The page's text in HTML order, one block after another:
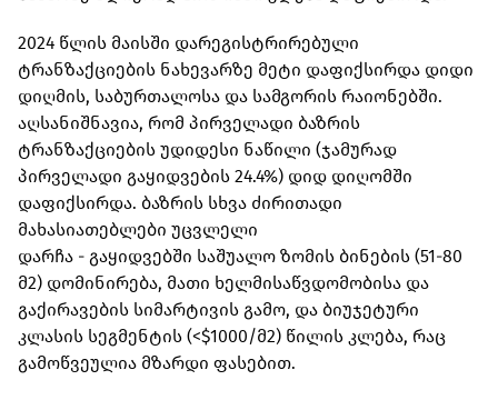
2024 წლის მაისში დარეგისტრირებული
ტრანზაქციების ნახევარზე მეტი დაფიქსირდა დიდი
დიღმის, საბურთალოსა და სამგორის რაიონებში.
აღსანიშნავია, რომ პირველადი ბაზრის
ტრანზაქციების უდიდესი ნაწილი (ჯამურად
პირველადი გაყიდვების 24.4%) დიდ დიღომში
დაფიქსირდა. ბაზრის სხვა ძირითადი
მახასიათებლები უცვლელი
დარჩა - გაყიდვებში საშუალო ზომის ბინების (51-80
მ2) დომინირება, მათი ხელმისაწვდომობისა და
გაქირავების სიმარტივის გამო, და ბიუჯეტური
კლასის სეგმენტის (<$1000/მ2) წილის კლება, რაც
გამოწვეულია მზარდი ფასებით.